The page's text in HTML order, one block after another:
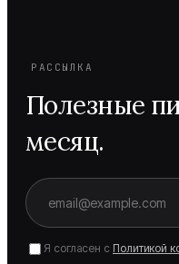
РАССЫЛКА
Полезные
месяц.
Я согласен с Политикой